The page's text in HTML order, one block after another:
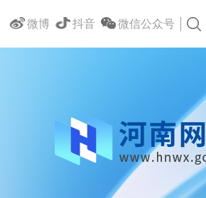
微信公众号
抖音
微博